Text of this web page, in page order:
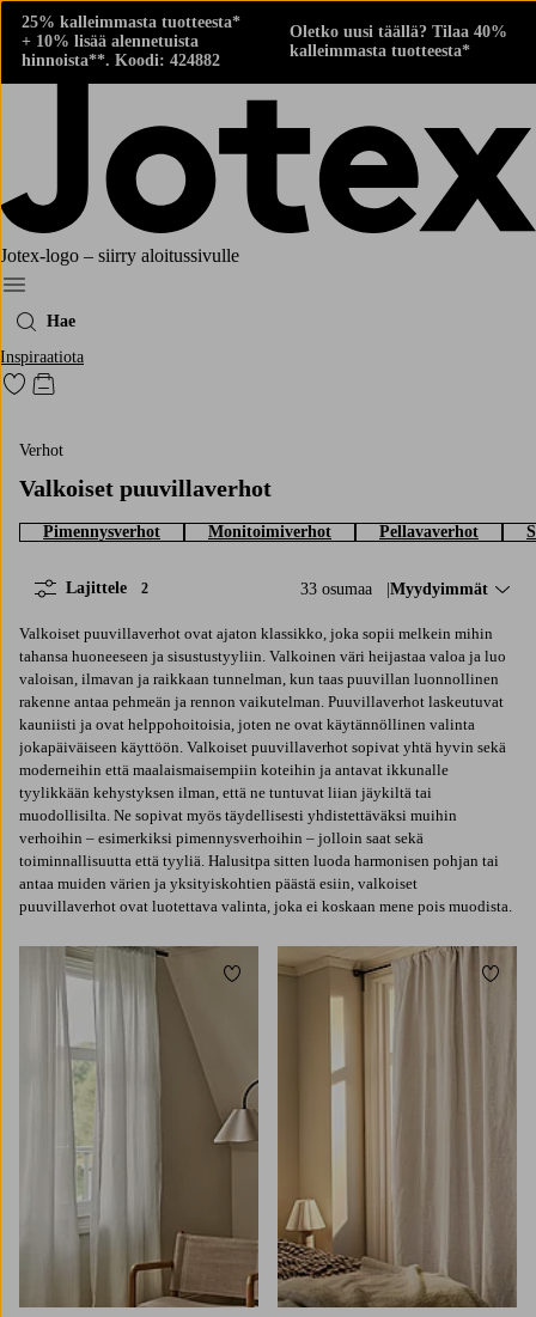
25% kalleimmasta tuotteesta*
+ 10% lisää alennetuista
hinnoista**. Koodi: 424882
Oletko uusi täällä? Tilaa 40%
kalleimmasta tuotteesta*
Jotex-logo – siirry aloitussivulle
Menu
Hae
Inspiraatiota
Siirry merkittyihin suosikkituotteisiin
Siirry ostoskoriin
Verhot
Valkoiset puuvillaverhot
Pimennysverhot Monitoimiverhot Pellavaverhot
33 osumaa Lajittele:
Myydyimmät
Lajittele 2
Valkoiset puuvillaverhot ovat ajaton klassikko, joka sopii melkein mihin
tahansa huoneeseen ja sisustustyyliin. Valkoinen väri heijastaa valoa ja luo
valoisan, ilmavan ja raikkaan tunnelman, kun taas puuvillan luonnollinen
rakenne antaa pehmeän ja rennon vaikutelman. Puuvillaverhot laskeutuvat
kauniisti ja ovat helppohoitoisia, joten ne ovat käytännöllinen valinta
jokapäiväiseen käyttöön. Valkoiset puuvillaverhot sopivat yhtä hyvin sekä
moderneihin että maalaismaisempiin koteihin ja antavat ikkunalle
tyylikkään kehystyksen ilman, että ne tuntuvat liian jäykiltä tai
muodollisilta. Ne sopivat myös täydellisesti yhdistettäväksi muihin
verhoihin – esimerkiksi pimennysverhoihin – jolloin saat sekä
toiminnallisuutta että tyyliä. Halusitpa sitten luoda harmonisen pohjan tai
antaa muiden värien ja yksityiskohtien päästä esiin, valkoiset
puuvillaverhot ovat luotettava valinta, joka ei koskaan mene pois muodista.
Lisää suosikkeihin Lisää